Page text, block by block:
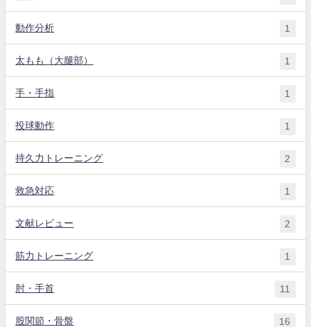
動作分析 1
太もも（大腿部） 1
手・手指 1
投球動作 1
持久力トレーニング 2
救急対応 1
文献レビュー 2
筋力トレーニング 1
肘・手首 11
股関節・骨盤 16